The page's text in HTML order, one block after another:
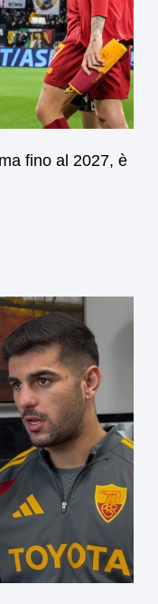
fino al 2027, è